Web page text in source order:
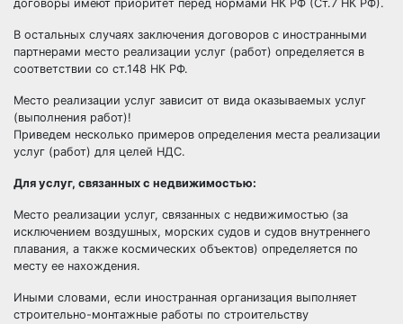
договоры имеют приоритет перед нормами НК РФ (Ст.7 НК РФ).
В остальных случаях заключения договоров с иностранными
партнерами место реализации услуг (работ) определяется в
соответствии со ст.148 НК РФ.
Место реализации услуг зависит от вида оказываемых услуг
(выполнения работ)!
Приведем несколько примеров определения места реализации
услуг (работ) для целей НДС.
Для услуг, связанных с недвижимостью:
Место реализации услуг, связанных с недвижимостью (за
исключением воздушных, морских судов и судов внутреннего
плавания, а также космических объектов) определяется по
месту ее нахождения.
Иными словами, если иностранная организация выполняет
строительно-монтажные работы по строительству